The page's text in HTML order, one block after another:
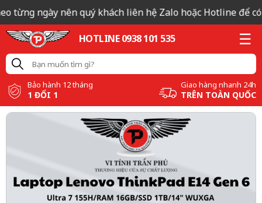
từng ngày nên quý khách liên hệ Zalo hoặc Hotline để có
HOTLINE 0938 101 535
Bảo hành 12 tháng
1 ĐỔI 1
Giao hàng nhanh 24h
TRÊN TOÀN QUỐC